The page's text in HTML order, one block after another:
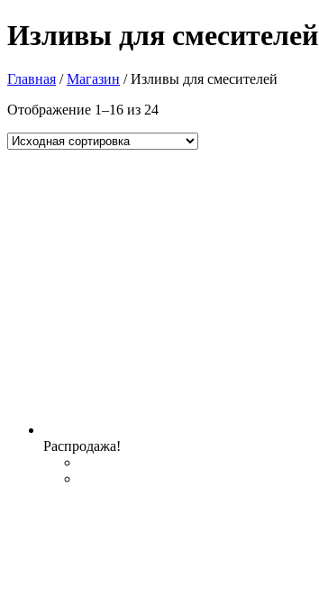
Изливы для смесителей
Главная /Магазин / Изливы для смесителей
Отображение 1–16 из 24
Распродажа!